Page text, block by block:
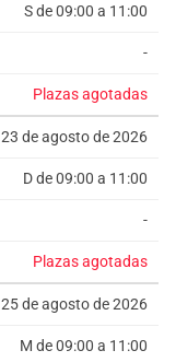
S de 09:00 a 11:00
-
Plazas agotadas
23 de agosto de 2026
D de 09:00 a 11:00
-
Plazas agotadas
25 de agosto de 2026
M de 09:00 a 11:00